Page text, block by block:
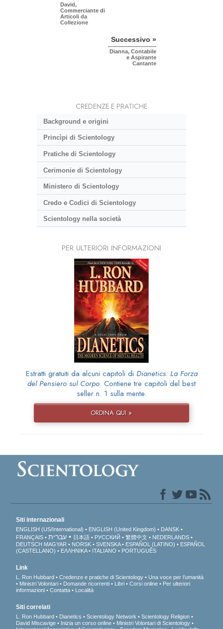
David,
Commerciante di
Articoli da
Collezione
Successivo »
Dianna, Contabile
e Aspirante
Cantante
CREDENZE E PRATICHE
Background e origini
Princìpi di Scientology
Pratiche di Scientology
Cerimonie di Scientology
Ministero di Scientology
Credo e Codici di Scientology
Scientology nella società
PER ULTERIORI INFORMAZIONI
Estratti gratuiti da alcuni capitoli di Dianetics: La Forza
del Pensiero sul Corpo. Contiene tre capitoli del best
seller n. 1 sulla mente.
ORDINA QUI »
Siti internazionali
ENGLISH (US/International) ENGLISH (United Kingdom)
DANSK
FRANÇAIS
עברית 日本語 РУССКИЙ 繁體中文
NEDERLANDS
DEUTSCH MAGYAR NORSK SVENSKA ESPAÑOL (LATINO)
ESPAÑOL
(CASTELLANO)
ΕΛΛΗΝΙΚA ITALIANO PORTUGUÊS
Link
L. Ron Hubbard Credenze e pratiche di Scientology
Una voce per l’umanità
Ministri Volontari
Domande ricorrenti Libri Corsi online
Per ulteriori
informazioni
Contatta Località
Siti correlati
L. Ron Hubbard Dianetics Scientology Network
Scientology Religion
David Miscavige
Inizia un corso online
Ministri Volontari di Scientology